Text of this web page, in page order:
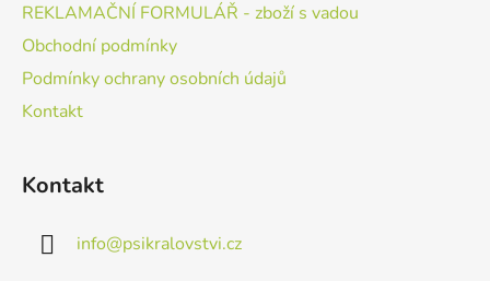
REKLAMAČNÍ FORMULÁŘ - zboží s vadou
Obchodní podmínky
Podmínky ochrany osobních údajů
Kontakt
Kontakt
info@psikralovstvi.cz